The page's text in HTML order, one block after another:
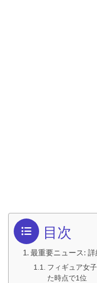
目次
最重要ニュース:
フィギュア女
た時点で1位